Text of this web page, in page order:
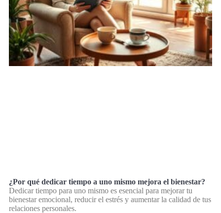
¿Por qué dedicar tiempo a uno mismo mejora el bienestar?
Dedicar tiempo para uno mismo es esencial para mejorar tu
bienestar emocional, reducir el estrés y aumentar la calidad de tus
relaciones personales.